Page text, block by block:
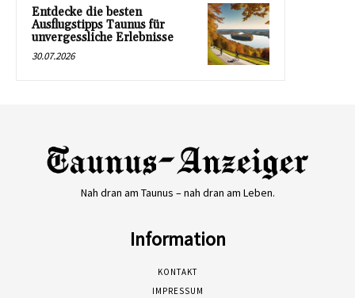
Entdecke die besten
Ausflugstipps Taunus für
unvergessliche Erlebnisse
30.07.2026
Nah dran am Taunus – nah dran am Leben.
Information
KONTAKT
IMPRESSUM